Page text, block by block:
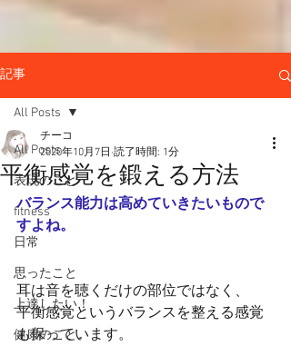
記事
All Posts
表現のこと
fitness
日常
思ったこと
上達したい！
健康のこと。
All Posts
平衡感覚を鍛える方法
チーコ
2020年10月7日 読了時間: 1分
バランス能力は高めていきたいもので
すよね。
耳は音を聴くだけの部位ではなく、
平衡感覚というバランスを整える感覚
も保っています。